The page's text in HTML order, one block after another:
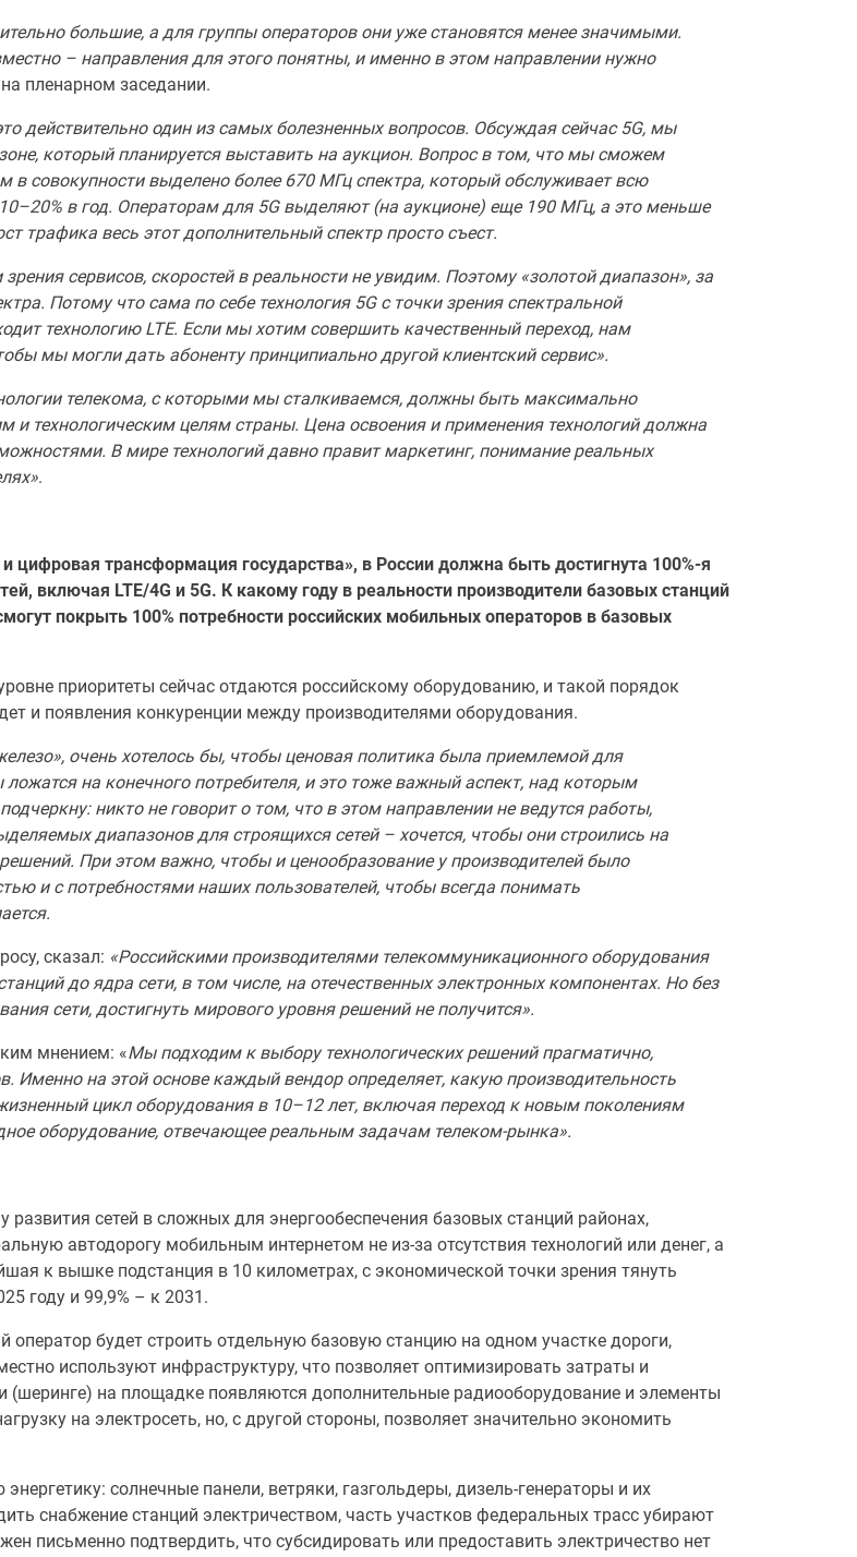
большие, а для группы операторов они уже становятся менее значимыми.
– направления для этого понятны, и именно в этом направлении нужно
пленарном заседании.
действительно один из самых болезненных вопросов. Обсуждая сейчас 5G, мы
который планируется выставить на аукцион. Вопрос в том, что мы сможем
в совокупности выделено более 670 МГц спектра, который обслуживает всю
в год. Операторам для 5G выделяют (на аукционе) еще 190 МГц, а это меньше
трафика весь этот дополнительный спектр просто съест.
сервисов, скоростей в реальности не увидим. Поэтому «золотой диапазон», за
Потому что сама по себе технология 5G с точки зрения спектральной
технологию LTE. Если мы хотим совершить качественный переход, нам
мы могли дать абоненту принципиально другой клиентский сервис».
телекома, с которыми мы сталкиваемся, должны быть максимально
и технологическим целям страны. Цена освоения и применения технологий должна
В мире технологий давно правит маркетинг, понимание реальных
.
цифровая трансформация государства», в России должна быть достигнута 100%-я
включая LTE/4G и 5G. К какому году в реальности производители базовых станций
покрыть 100% потребности российских мобильных операторов в базовых
приоритеты сейчас отдаются российскому оборудованию, и такой порядок
и появления конкуренции между производителями оборудования.
очень хотелось бы, чтобы ценовая политика была приемлемой для
на конечного потребителя, и это тоже важный аспект, над которым
никто не говорит о том, что в этом направлении не ведутся работы,
диапазонов для строящихся сетей – хочется, чтобы они строились на
При этом важно, чтобы и ценообразование у производителей было
и с потребностями наших пользователей, чтобы всегда понимать
сказал: «Российскими производителями телекоммуникационного оборудования
до ядра сети, в том числе, на отечественных электронных компонентах. Но без
сети, достигнуть мирового уровня решений не получится».
мнением: «Мы подходим к выбору технологических решений прагматично,
Именно на этой основе каждый вендор определяет, какую производительность
цикл оборудования в 10–12 лет, включая переход к новым поколениям
оборудование, отвечающее реальным задачам телеком-рынка».
сетей в сложных для энергообеспечения базовых станций районах,
автодорогу мобильным интернетом не из-за отсутствия технологий или денег, а
к вышке подстанция в 10 километрах, с экономической точки зрения тянуть
году и 99,9% – к 2031.
будет строить отдельную базовую станцию на одном участке дороги,
используют инфраструктуру, что позволяет оптимизировать затраты и
на площадке появляются дополнительные радиооборудование и элементы
на электросеть, но, с другой стороны, позволяет значительно экономить
солнечные панели, ветряки, газгольдеры, дизель-генераторы и их
снабжение станций электричеством, часть участков федеральных трасс убирают
письменно подтвердить, что субсидировать или предоставить электричество нет